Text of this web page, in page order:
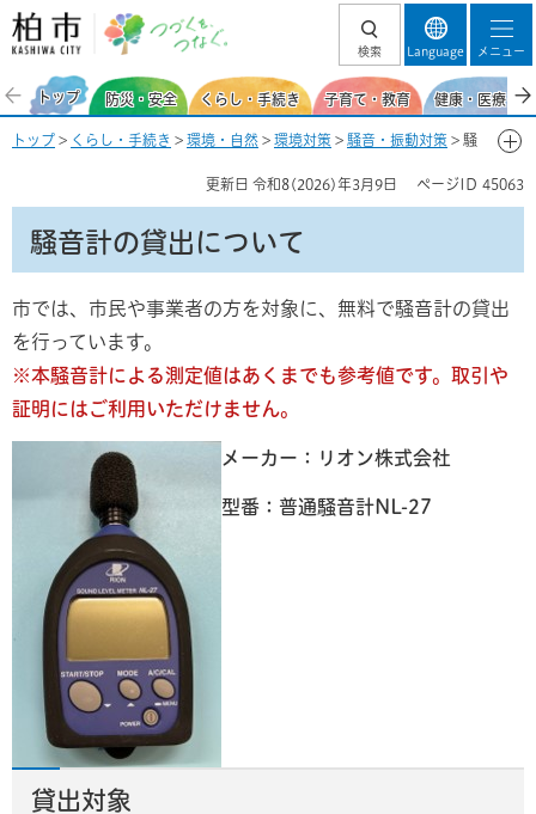
柏市 つづくを、
検索 Language メニュー
トップ 防災・安全 くらし・手続き 子育て・教育 健康・医療・
トップ > くらし・手続き > 環境・自然 > 環境対策 > 騒音・振動対策 > 騒
更新日 令和8(2026)年3月9日 ページID 45063
騒音計の貸出について
市では、市民や事業者の方を対象に、無料で騒音計の貸出
を行っています。
※本騒音計による測定値はあくまでも参考値です。取引や
証明にはご利用いただけません。
メーカー：リオン株式会社
型番：普通騒音計NL-27
貸出対象